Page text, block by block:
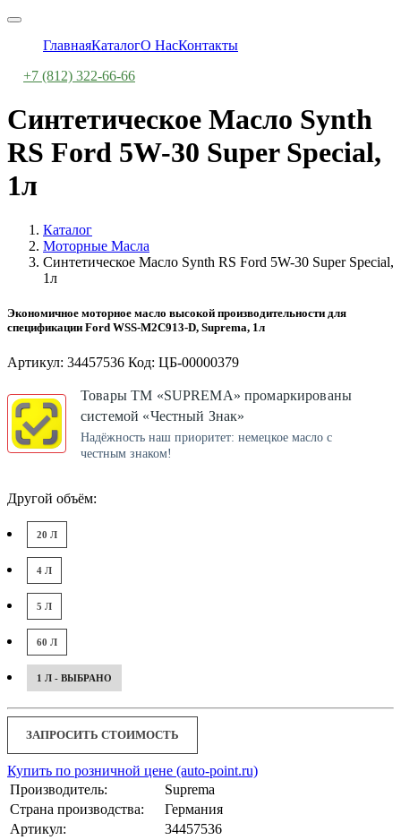
ГлавнаяКаталогО НасКонтакты
+7 (812) 322-66-66
Синтетическое Масло Synth
RS Ford 5W-30 Super Special,
1л
Каталог
Моторные Масла
Синтетическое Масло Synth RS Ford 5W-30 Super Special,
1л
Экономичное моторное масло высокой производительности для
спецификации Ford WSS-M2C913-D, Suprema, 1л
Артикул: 34457536 Код: ЦБ-00000379
Товары ТМ «SUPREMA» промаркированы
системой «Честный Знак»
Надёжность наш приоритет: немецкое масло с
честным знаком!
Другой объём:
20 Л
4 Л
5 Л
60 Л
1 Л - ВЫБРАНО
ЗАПРОСИТЬ СТОИМОСТЬ
Купить по розничной цене (auto-point.ru)
Производитель:
Suprema
Страна производства:
Германия
Артикул:
34457536